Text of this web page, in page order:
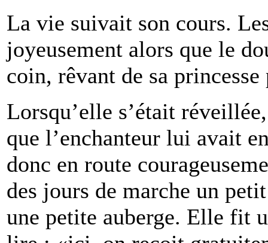
La vie suivait son cours.
joyeusement alors que le
coin, rêvant de sa princesse
Lorsqu’elle s’était
que l’enchanteur lui avait
donc en route
des jours de marche un
une petite auberge. Elle fit